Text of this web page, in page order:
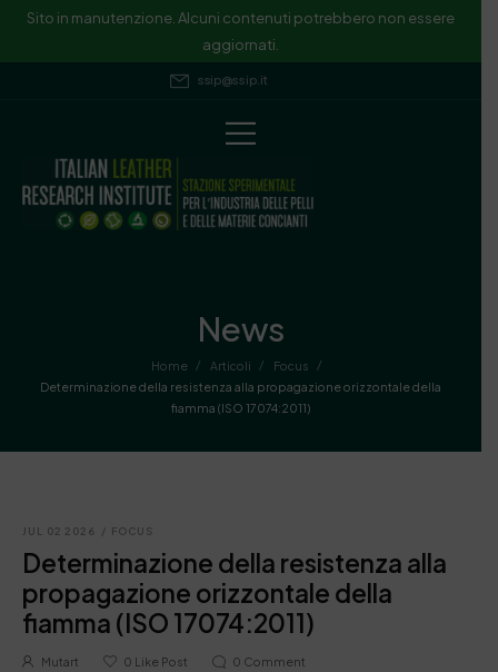
Sito in manutenzione. Alcuni contenuti potrebbero non essere
aggiornati.
ssip@ssip.it
News
Home / Articoli / Focus
/
Determinazione della resistenza alla propagazione orizzontale della
fiamma (ISO 17074:2011)
JUL 02 2026 / FOCUS
Determinazione della resistenza alla
propagazione orizzontale della
fiamma (ISO 17074:2011)
Mutart 0 Like Post 0 Comment